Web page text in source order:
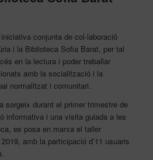
conjunta de col·laboració
i la Biblioteca Sofia Barat, per tal
en la lectura i poder treballar
amb la socialització i la
normalitzat i comunitari.
sorgeix durant el primer trimestre de
informativa i una visita guiada a les
es posa en marxa el taller
amb la participació d’11 usuaris